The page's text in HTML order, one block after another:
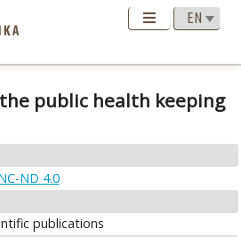
public health keeping
ND 4.0
publications